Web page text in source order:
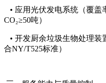
• 应用光伏发电系统（覆盖
CO₂≥50吨）
• 开发厨余垃圾生物处理装
合NY/T525标准）